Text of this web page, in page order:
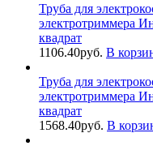
Труба для
электротриммера
квадрат
1106.40руб. В
Труба для
электротриммера
квадрат
1568.40руб. В